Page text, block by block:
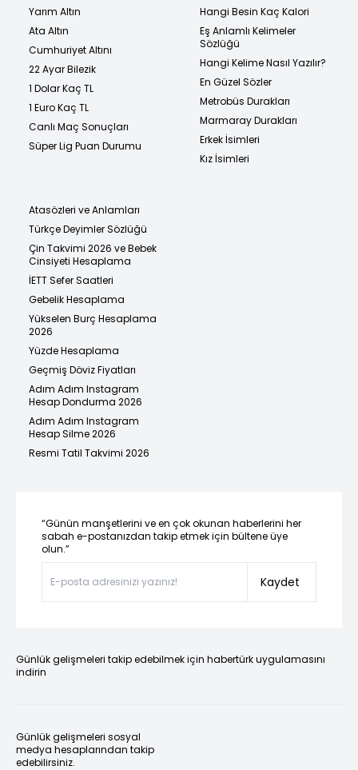
Yarım Altın
Ata Altın
Cumhuriyet Altını
22 Ayar Bilezik
1 Dolar Kaç TL
1 Euro Kaç TL
Canlı Maç Sonuçları
Süper Lig Puan Durumu
Hangi Besin Kaç Kalori
Eş Anlamlı Kelimeler
Sözlüğü
Hangi Kelime Nasıl Yazılır?
En Güzel Sözler
Metrobüs Durakları
Marmaray Durakları
Erkek İsimleri
Kız İsimleri
Atasözleri ve Anlamları
Türkçe Deyimler Sözlüğü
Çin Takvimi 2026 ve Bebek
Cinsiyeti Hesaplama
İETT Sefer Saatleri
Gebelik Hesaplama
Yükselen Burç Hesaplama
2026
Yüzde Hesaplama
Geçmiş Döviz Fiyatları
Adım Adım Instagram
Hesap Dondurma 2026
Adım Adım Instagram
Hesap Silme 2026
Resmi Tatil Takvimi 2026
“Günün manşetlerini ve en çok okunan haberlerini her
sabah e-postanızdan takip etmek için bültene üye
olun.”
Kaydet
Günlük gelişmeleri takip edebilmek için habertürk uygulamasını
indirin
Günlük gelişmeleri sosyal
medya hesaplarından takip
edebilirsiniz.